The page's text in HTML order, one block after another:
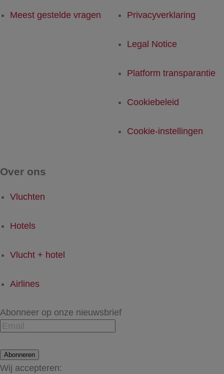
Meest gestelde vragen Privacyverklaring
Legal Notice
Platform transparantie
Cookiebeleid
Cookie-instellingen
Over ons
Vluchten
Hotels
Vlucht + hotel
Airlines
Abonneer op onze nieuwsbrief
Abonneren
Wij accepteren: